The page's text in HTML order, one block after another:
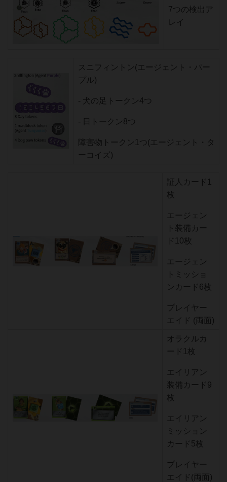
7つの検出ア
レイ
スニフィントン(エージェント・パー
プル)
- 犬の足トークン4つ
- 日トークン8つ
障害物トークン1つ(エージェント・タ
ーコイズ)
証人カード1
枚
エージェン
ト装備カー
ド10枚
エージェン
トミッショ
ンカード6枚
プレイヤー
エイド (両面)
オラクルカ
ード1枚
エイリアン
装備カード9
枚
エイリアン
ミッション
カード5枚
プレイヤー
エイド(両面)